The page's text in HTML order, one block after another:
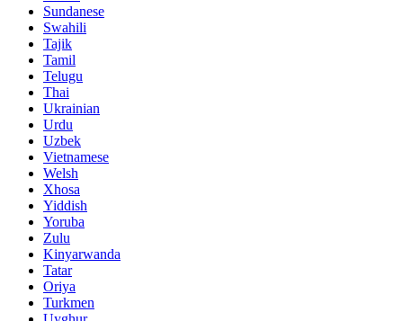
Sundanese
Swahili
Tajik
Tamil
Telugu
Thai
Ukrainian
Urdu
Uzbek
Vietnamese
Welsh
Xhosa
Yiddish
Yoruba
Zulu
Kinyarwanda
Tatar
Oriya
Turkmen